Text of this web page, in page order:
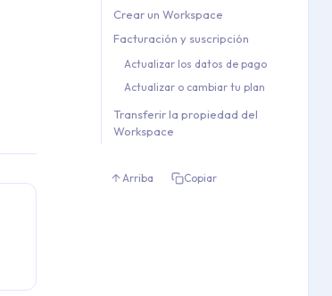
2. Crear un Workspace
3. Facturación y suscripción
3.1. Actualizar los
3.2. Actualizar o
4. Transferir la propiedad
Crear un Workspace
Facturación y suscripción
Actualizar los datos de pago
Actualizar o cambiar tu plan
Transferir la propiedad del
Workspace
Arriba Copiar